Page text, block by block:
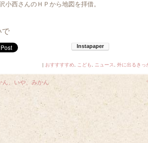
小西さんのＨＰから地図を拝借。
で
| おすすすすめ こども ニュース 外に出るきっ
ん、いや、みかん